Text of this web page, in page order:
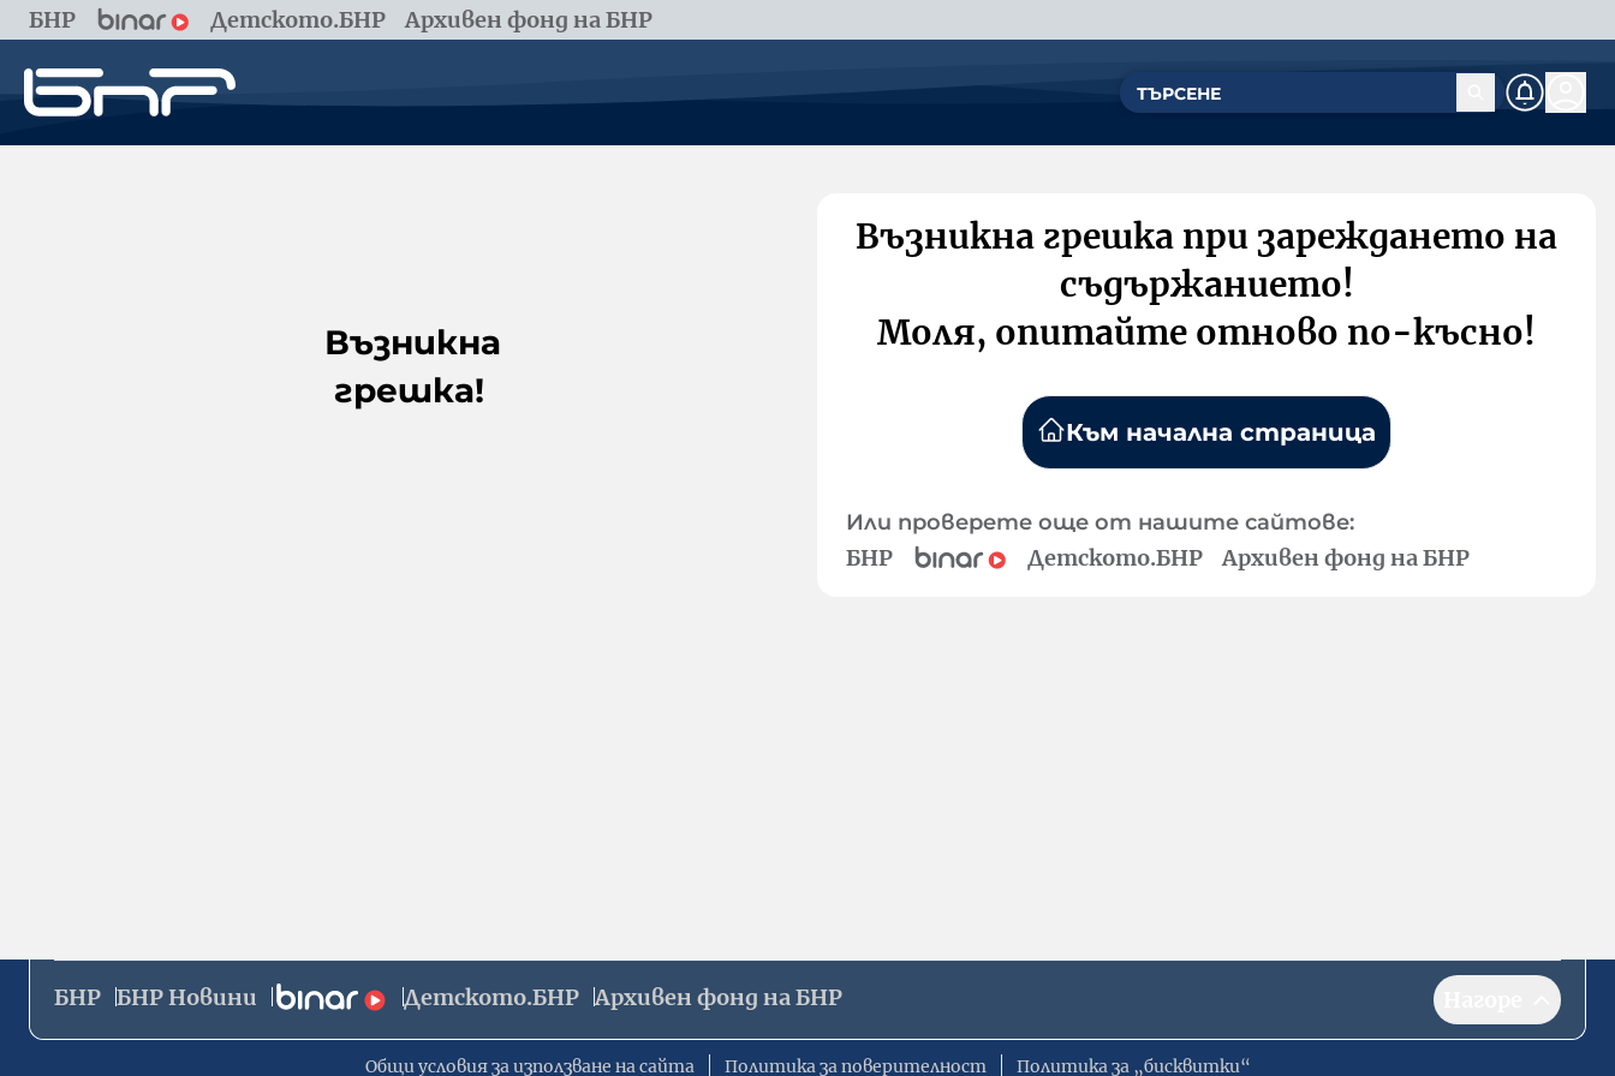
БНР Детското.БНР Архивен фонд на БНР
Възникна
грешка!
Възникна грешка при зареждането на
съдържанието!
Моля, опитайте отново по-късно!
Към начална страница
Или проверете още от нашите сайтове:
БНР Детското.БНР Архивен фонд на БНР
БНР БНР Новини Детското.БНР Архивен фонд на БНР
Общи условия за използване на сайта Политика за поверителност Политика за „бисквитки“